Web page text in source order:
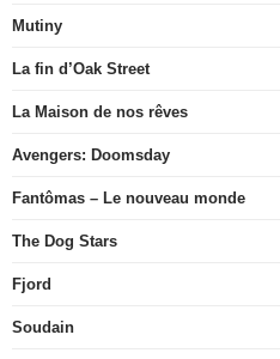
Mutiny
La fin d’Oak Street
La Maison de nos rêves
Avengers: Doomsday
Fantômas – Le nouveau monde
The Dog Stars
Fjord
Soudain